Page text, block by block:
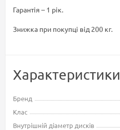
Гарантія – 1 рік.
Знижка при покупці від 200 кг.
Характеристики
Бренд
Клас
Внутрішній діаметр дисків